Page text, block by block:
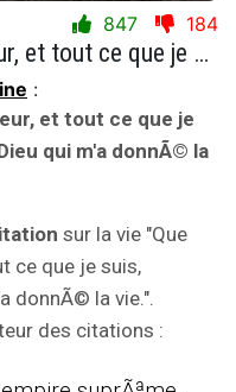
847 184
Que ma bouche et mon coeur, et tout ce que je suis, Rendent honneur au Dieu qui m'a donnÃ© la vie.
:
et tout ce que je
qui m'a donnÃ© la
sur la vie "Que
ce que je suis,
donnÃ© la vie.".
des citations :